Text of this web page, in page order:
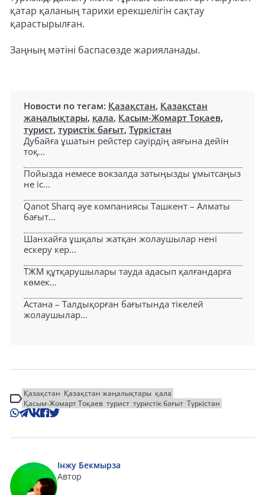
қатар қаланың тарихи ерекшелігін сақтау
қарастырылған.
Заңның мәтіні баспасөзде жарияланады.
Новости по тегам: Қазақстан, Қазақстан
жаңалықтары, қала, Қасым-Жомарт Тоқаев,
турист, туристік бағыт, Түркістан
Дубайға ұшатын рейстер сәуірдің аяғына дейін
тоқ...
Пойызда немесе вокзалда затыңызды ұмытсаңыз
не іс...
Qanot Sharq әуе компаниясы Ташкент – Алматы
бағыт...
Шанхайға ұшқалы жатқан жолаушылар нені
ескеру кер...
ТЖМ құтқарушылары тауда адасып қалғандарға
көмек...
Астана – Талдықорған бағытында тікелей
жолаушылар...
Қазақстан Қазақстан жаңалықтары қала
Қасым-Жомарт Тоқаев турист туристік бағыт Түркістан
Інжу Бекмырза
Автор